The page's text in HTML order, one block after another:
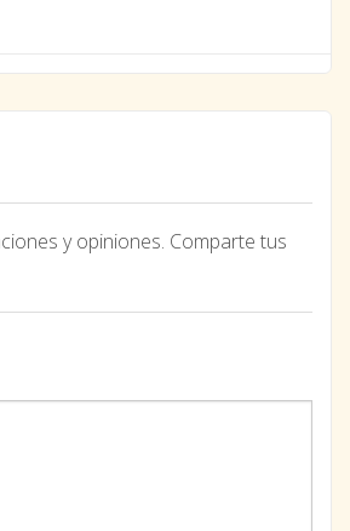
y opiniones. Comparte tus